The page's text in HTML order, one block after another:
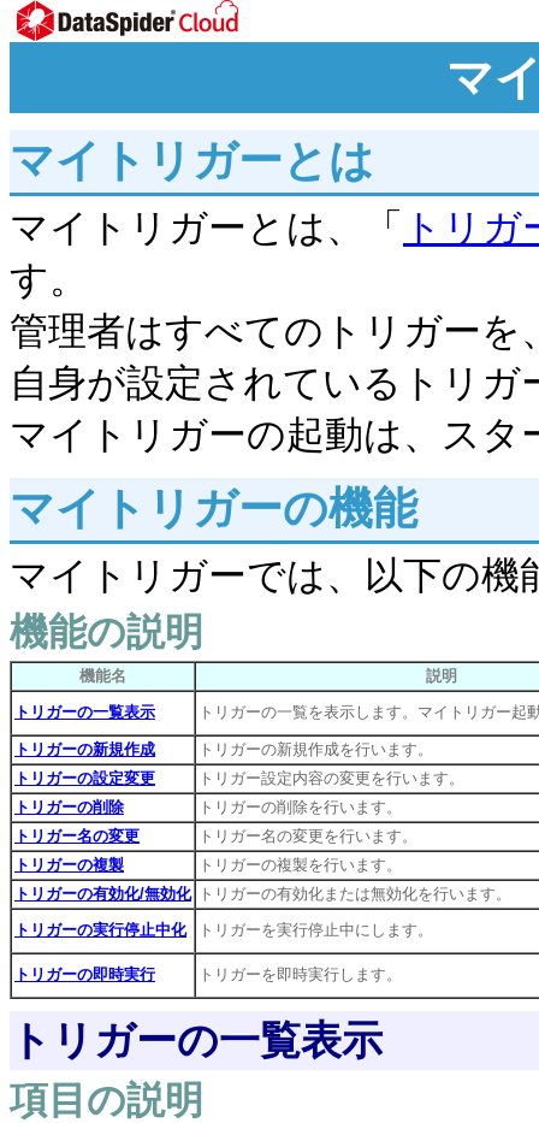
マ
マイトリガーとは
マイトリガーとは、「
トリガ
す。
管理者はすべてのトリガーを
自身が設定されているトリ
マイトリガーの起動は、ス
マイトリガーの機能
マイトリガーでは、以下の機
機能の説明
機能名
説明
トリガーの一覧表示
トリガーの一覧を表示します。マイトリガー起
トリガーの新規作成
トリガーの新規作成を行います。
トリガーの設定変更
トリガー設定内容の変更を行います。
トリガーの削除
トリガーの削除を行います。
トリガー名の変更
トリガー名の変更を行います。
トリガーの複製
トリガーの複製を行います。
トリガーの有効化/無効化
トリガーの有効化または無効化を行います。
トリガーの実行停止中化
トリガーを実行停止中にします。
トリガーの即時実行 トリガーを即時実行します。
トリガーの一覧表示
項目の説明